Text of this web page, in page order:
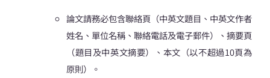
論文請務必包含聯絡頁（中英文題目、中英文作者
姓名、單位名稱、聯絡電話及電子郵件）、摘要頁
（題目及中英文摘要）、本文（以不超過10頁為
原則）。